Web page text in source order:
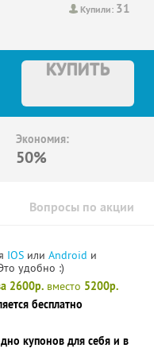
Купили: 31
КУПИТЬ
Экономия:
50%
Вопросы по акции
IOS или Android и
удобно :)
2600р. вместо 5200р.
бесплатно
купонов для себя и в